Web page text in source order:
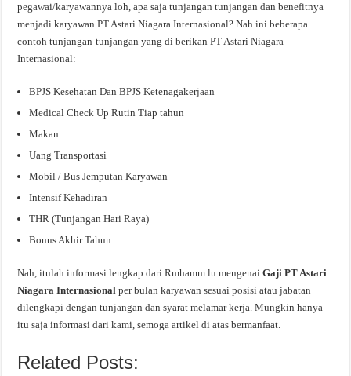
pegawai/karyawannya loh, apa saja tunjangan tunjangan dan benefitnya
menjadi karyawan PT Astari Niagara Internasional? Nah ini beberapa
contoh tunjangan-tunjangan yang di berikan PT Astari Niagara
Internasional:
BPJS Kesehatan Dan BPJS Ketenagakerjaan
Medical Check Up Rutin Tiap tahun
Makan
Uang Transportasi
Mobil / Bus Jemputan Karyawan
Intensif Kehadiran
THR (Tunjangan Hari Raya)
Bonus Akhir Tahun
Nah, itulah informasi lengkap dari Rmhamm.lu mengenaiGaji PT Astari
Niagara Internasionalper bulan karyawan sesuai posisi atau jabatan
dilengkapi dengan tunjangan dan syarat melamar kerja. Mungkin hanya
itu saja informasi dari kami, semoga artikel di atas bermanfaat.
Related Posts: